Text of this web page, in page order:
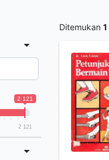
2 121
2 121
Ditemukan 1